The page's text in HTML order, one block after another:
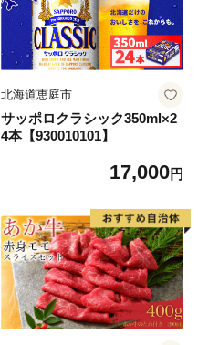
北海道恵庭市
サッポロクラシック350ml×2
4本【930010101】
17,000円